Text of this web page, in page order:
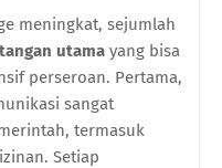
meningkat, sejumlah
utama yang bisa
perseroan. Pertama,
sangat
termasuk
Setiap